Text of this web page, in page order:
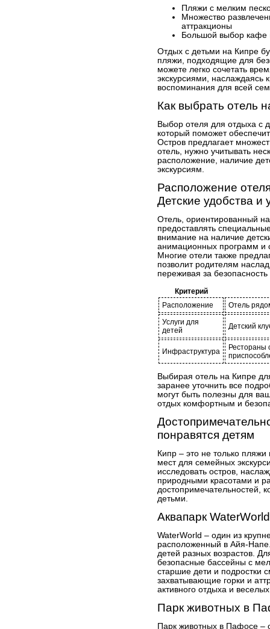
Пляжи с мелким
Множество
аттракционы
Большой выбор кафе
Отдых с детьми на Кипре
пляжи, подходящие для
можете легко сочетать
экскурсиями, наслаждаясь
воспоминания для всей
Как выбрать отель
Выбор отеля для отдыха с
который поможет
Остров предлагает
отель, нужно учитывать
расположение, наличие
экскурсиям.
Расположение
Детские удобства и
Отель, ориентированный
предоставлять
внимание на наличие
анимационных программ и
Многие отели также
позволит родителям
переживая за
Критерий
Расположение
Отель
Услуги для
детей
Детский
Инфраструктура
Рестораны
Выбирая отель на Кипре
заранее уточнить все
могут быть полезны для
отдых комфортным и
понравятся детям
Кипр – это не только
мест для семейных
исследовать остров,
природными красотами и
достопримечательностей,
детьми.
Аквапарк
WaterWorld – один из
расположенный в Айя-
детей разных возрастов.
безопасные бассейны с
старшие дети и подростки
захватывающие горки и
активного отдыха и
Парк животных в
Парк животных в Пафосе –